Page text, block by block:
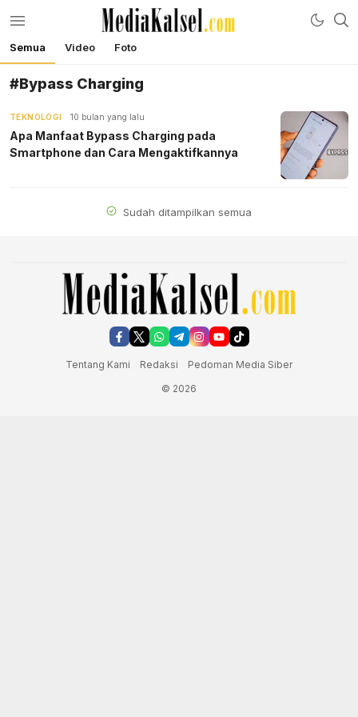
mediakalsel.com
Berita Update Banua
Semua Video Foto
#Bypass Charging
TEKNOLOGI 10 bulan yang lalu
Apa Manfaat Bypass Charging pada
Smartphone dan Cara Mengaktifkannya
Sudah ditampilkan semua
Tentang Kami Redaksi
Pedoman Media Siber
© 2026